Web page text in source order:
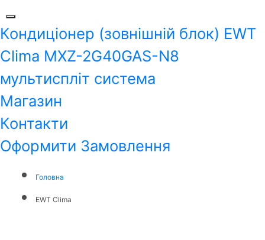
Кондиціонер (зовнішній блок) EWT
Clima MXZ-2G40GAS-N8
мультиспліт система
Магазин
Контакти
Оформити Замовлення
Головна
EWT Clima